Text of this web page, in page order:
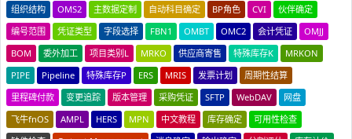
组织结构
OMS2 主数据定制 自动科目确定 BP角色 CVI
伙伴确定
编号范围
凭证类型 字段选择 FBN1 OMBT OMC2 会计凭证
OMJJ
BOM
委外加工 项目类别L MRKO 供应商寄售 特殊库存K
MRKON
PIPE
Pipeline 特殊库存P ERS MRIS 发票计划
周期性结算
里程碑付款
变更追踪 版本管理 采购凭证 SFTP WebDAV
网盘
飞牛fnOS
AMPL HERS MPN 中文教程 库存确定
可用性检查